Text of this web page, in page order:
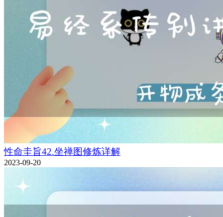
性命圭旨42.坐禅图修炼详解
2023-09-20